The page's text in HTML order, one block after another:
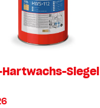
Hartwachs-Siegel